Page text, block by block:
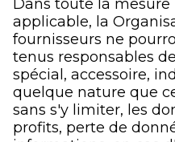
Dans toute la
applicable, la
fournisseurs ne
tenus responsables
spécial, accessoire,
quelque nature que
sans s'y limiter, les
profits, perte de